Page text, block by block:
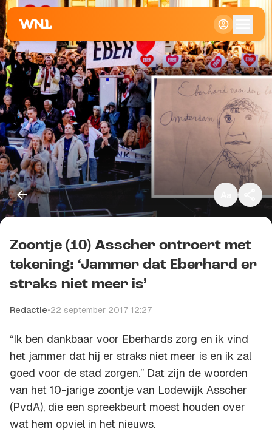
Standaard
Groot
Kopieer link
Zoontje (10) Asscher ontroert met
tekening: ‘Jammer dat Eberhard er
straks niet meer is’
Redactie•22 september 2017 12:27
“Ik ben dankbaar voor Eberhards zorg en ik vind
het jammer dat hij er straks niet meer is en ik zal
goed voor de stad zorgen.” Dat zijn de woorden
van het 10-jarige zoontje van Lodewijk Asscher
(PvdA), die een spreekbeurt moest houden over
wat hem opviel in het nieuws.